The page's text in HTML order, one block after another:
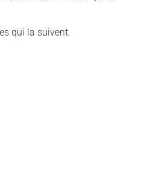
qui la suivent.